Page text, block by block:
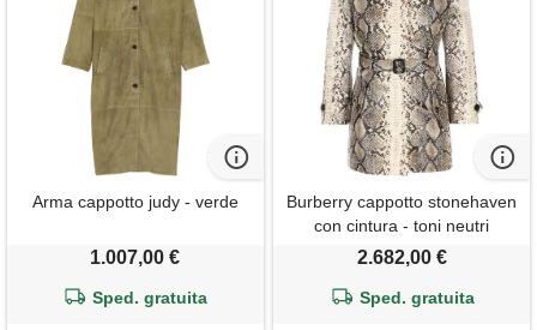
Arma cappotto judy - verde
1.007,00 €
Sped. gratuita
Burberry cappotto stonehaven
con cintura - toni neutri
2.682,00 €
Sped. gratuita